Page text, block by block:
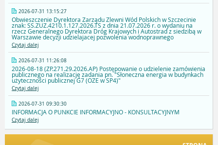
2026-07-31 13:15:27
Obwieszczenie Dyrektora Zarządu Zlewni Wód Polskich w Szczecinie
znak: SS.ZUZ.4210.1.127.2026.TS z dnia 21.07.2026 r. o wydaniu na
rzecz Generalnego Dyrektora Dróg Krajowych i Autostrad z siedzibą w
Warszawie decyzji udzielajacej pozwolenia wodnoprawnego
Czytaj dalej
2026-07-31 11:26:08
2026-08-18 (ZP.271.29.2026.AP) Postępowanie o udzielenie zamówienia
publicznego na realizację zadania pn. "Słoneczna energia w budynkach
użyteczności publicznej G7 (OZE w SP4)"
Czytaj dalej
2026-07-31 09:30:30
INFORMACJA O PUNKCIE INFORMACYJNO - KONSULTACYJNYM
Czytaj dalej